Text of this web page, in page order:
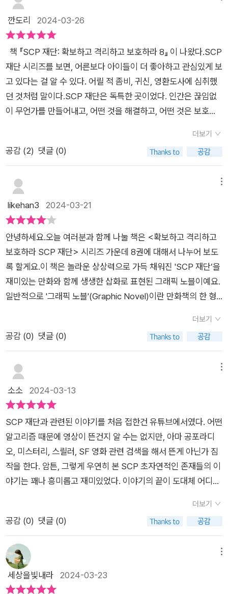
깐도리 2024-03-26
책 『SCP 재단: 확보하고 격리하고 보호하라 8』 이 나왔다.SCP
재단 시리즈를 보면, 어른보다 아이들이 더 좋아하고 관심있게 보
고 있다는 걸 알 수 있다. 어릴 적 좀비, 귀신, 영환도사에 심취했
던 것처럼 말이다.SCP 재단은 독특한 곳이었다. 인간은 끊임없
이 무언가를 만들어내고, 어떤 것을 해결하고, 어떤 것은 보호하
규칙에 따라서,시행되며, 최소한의 안전 장치를 만들어 나간다.
과거 컴퓨터가 없었던 시절에 종교가 있었던 것처럼, 지금도 종교
다.​​SCP 8 시리즈 에 나오고 있는 주인공, 제임스, 크림슨, 그리고
에밀리. 가 있다. 그리고 부신교 개체 조사 및GOC 에게 새로운
임무가 도달하고 있다. 부서진 신의 교정, 그 안에 내부 움직임까
체)로 구별하고 있으며, 인간에게 안전한 것과 경계해야 하는 것,
위험한 정도를 하나하나 드러내고 있었다. 물론 이단교 부신교가
등장하고 있으며, 메카네라는 여신이 나오고 있었다. 여기서 메카
네 여신은 인간이 상상한 신적인 존재가 아닌 태어나면서 기계로
만들어진 여신이다. 미래에는 기계도 스스로 움직이며,자동화될
가능성이 커져 가고 있다. 이 독특한 구성들이 연결되고 있으며,
인간의 상상력의 끝이 어디까지인지 엿볼 수 있다. 더 나아가, 격
는 재미가 쏠쏠하다.​출판사를 통해 도서를 제공받아 작성한 리뷰
입니다.
더보기
공감 (2) 댓글 (0)
likehan3 2024-03-21
안녕하세요.오늘 여러분과 함께 나눌 책은 <확보하고 격리하고
보호하라 SCP 재단> 시리즈 가운데 8권에 대해서 나누어 보도
록 할게요.이 책은 놀라운 상상력으로 가득 채워진 'SCP 재단’을
재미있는 만화와 함께 생생한 삽화로 표현된 그래픽 노블이예요.
일반적으로 '그래픽 노블'(Graphic Novel)이란 만화책의 한 형
단순하게 단편 만화의 앤솔로지를 의미하기도 해요.요즘 초등학
생 남자아이들은 SCP를 다 안다고 말해도 과언이 아닐 정도로
많은 인기를 받고 있어요. 마치 지금 부모 세대 때 많은 사랑을 받
았던 슈퍼 히어로들과 같다고 생각하면 좋을 것 같아요.8권은 과
연 제임스는 의식을 회복할 수 있을지 궁금해요. 앞서 7권에서 사
낭꾼의 검은 산장 두목 오타리 즈베르 이오사바에게 일격을 당한
바래요.개인적으로 SCP재단 8권의 내용이 다소 어렵고 복잡한
느낌이였어요. 8권의 내용을 간략하게 나누어 볼깨요. 부신교가
조금씩 수면 위로 나타나기 시작해요. 그들의 목적은 무엇인지에
대해서 주목해 보아야 해요. 그들은 메카네라는 여신을 숭배하는
집단이네요. 태초부터 존재했으며 온몸이 금속과 기계 부품으로
이루어졌다는 기계여신이예요.SCP 882 (유클리드) 여러가지
금속으로 이루어진 독립체인데 과연 부신교의 신 메케네 여신과
있었네요. 이 사실을 알게 된 부신교들은 이들을 공격하여 메케네
심장이라 생각하는 SCP를 가져가려고 하네요.제임스 곁을 지키
며 요원들은 앞서 7권에 등장할 때부터 수상했어요. 8권에서 이
간질하는 모습을 보면서 눈치챘어요. 마지막 부분에 약간 반전되
더보기
공감 (0) 댓글 (0)
소소 2024-03-13
SCP 재단과 관련된 이야기를 처음 접한건 유튜브에서였다. 어떤
알고리즘 때문에 영상이 뜬건지 알 수는 없지만, 아마 공포라디
오, 미스터리, 스릴러, SF 영화 관련 검색을 해서 뜬게 아닌가 짐
작을 한다. 암튼, 그렇게 우연히 본 SCP 초자연적인 존재들의 이
야기는 꽤나 흥미롭고 재미있었다. 이야기의 끝이 도대체 어디인
을 알게 되었다. 한두편 본 후 검색해보고 수많은 관련 영상에 놀
랐고, 나중에 하나씩 봐야지 해놓고 잊고 있다가 이 책 제목을 보
고 갑자기 다시 생각이 났다. 그런데 이 책이 어린이용 도서로 출
간된 책이라 좀 놀랐다. 내가 아는 SCP 존재들은 꽤 잔혹하고 무
서우면서 능력치 또한 아이들이 알아서 좋을 내용이 별로 없었기
때문이다. 어쨌든 SCP 관련 이야기는 영상으로만 접해봤기에 아
더보기
공감 (0) 댓글 (0)
세상을빛내라 2024-03-23